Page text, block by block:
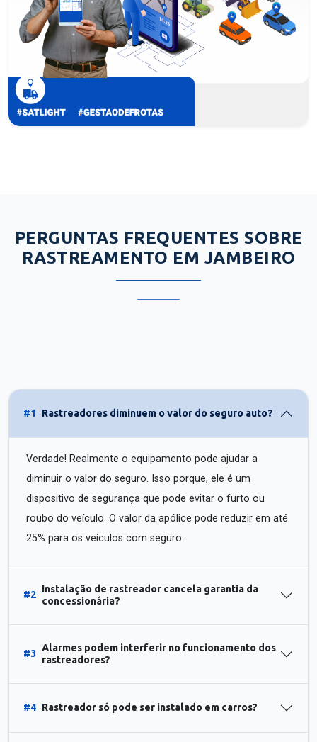
PERGUNTAS FREQUENTES SOBRE
RASTREAMENTO EM JAMBEIRO
#1 Rastreadores diminuem o valor do seguro auto?
Verdade! Realmente o equipamento pode ajudar a
diminuir o valor do seguro. Isso porque, ele é um
dispositivo de segurança que pode evitar o furto ou
roubo do veículo. O valor da apólice pode reduzir em até
25% para os veículos com seguro.
#2
Instalação de rastreador cancela garantia da
concessionária?
#3
Alarmes podem interferir no funcionamento dos
rastreadores?
#4 Rastreador só pode ser instalado em carros?